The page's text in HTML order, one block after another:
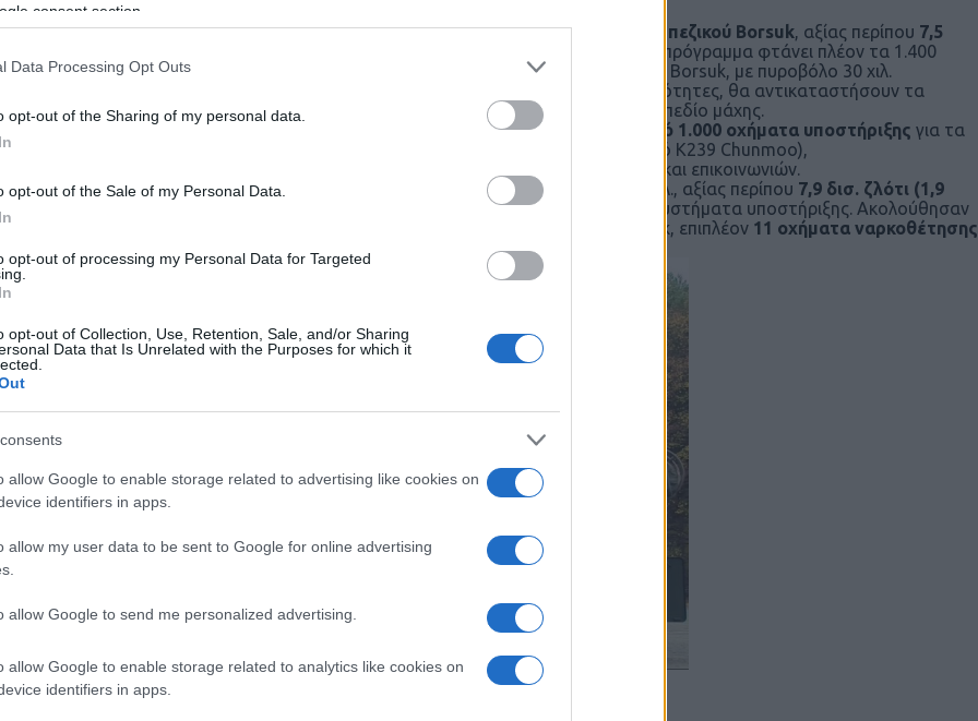
consent section.
Data Processing Opt Outs
opt-out of the Sharing of my personal data.
opt-out of the Sale of my Personal Data.
opt-out of processing my Personal Data for Targeted
opt-out of Collection, Use, Retention, Sale, and/or Sharing
Data that Is Unrelated with the Purposes for which it
allow Google to enable storage related to advertising like cookies on
identifiers in apps.
allow my user data to be sent to Google for online advertising
allow Google to send me personalized advertising.
allow Google to enable storage related to analytics like cookies on
identifiers in apps.
μεγάλης αξίας συμβάσεις είναι για146 επιπλέον τεθωρακισμένα οχήματα μάχης πεζικού Borsuk, αξίας περίπου 7,5
(1,8 δισ. ευρώ). Μετά την αρχική παραγγελία των 111 οχημάτων, το συνολικό πρόγραμμα φτάνει πλέον τα 1.400
σε πολλαπλές εκδόσεις (IFV, αναγνώρισης, διοίκησης, ιατρικής υποστήριξης). Τα Borsuk, με πυροβόλο 30 χιλ.
II, πυραύλους Spike LR, προηγμένο σύστημα ελέγχου πυρός και αμφίβιες ικανότητες, θα αντικαταστήσουν τα
BMP-1/2, προσφέροντας υψηλή προστασία και διασύνδεση στο σύγχρονο πεδίο μάχης.
ώθηση δίνεται και στο πυραυλικό πυροβολικό. Άλλη σύμβαση προβλέπει
πάνω από 1.000 οχήματα υποστήριξης για τα
πολλαπλών εκτοξευτών πυραύλων, Homar-K (βασισμένα στο νοτιοκορεατικό K239 Chunmoo),
μεταφορέων πυρομαχικών, οχημάτων διοίκησης, ανεφοδιασμού και επικοινωνιών.
υπογράφηκε η προμήθεια96 αυτοκινούμενων πυροβόλων Krab των 155 χιλ., αξίας περίπου 7,9 δισ. ζλότι (1,9
Το Krab, δοκιμασμένο με επιτυχία στην Ουκρανία, συνοδεύεται από πλήρη συστήματα υποστήριξης. Ακολούθησαν
για ακόμη
των 120 χιλ. σε όχημα Rosomak, επιπλέον 11 οχήματα ναρκοθέτησης